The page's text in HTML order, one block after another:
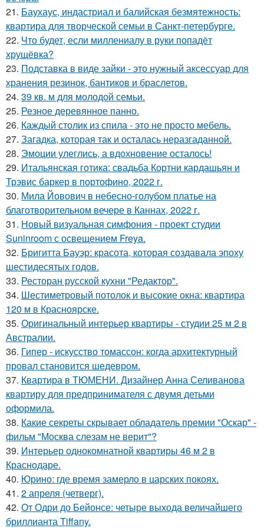
21. Баухаус, индастриал и балийская безмятежность:
квартира для творческой семьи в Санкт-петербурге.
22. Что будет, если миллениалу в руки попадёт
хрущёвка?
23. Подставка в виде зайки - это нужный аксессуар для
хранения резинок, бантиков и браслетов.
24. 39 кв. м для молодой семьи.
25. Резное деревянное панно.
26. Каждый столик из спила - это не просто мебель.
27. Загадка, которая так и осталась неразгаданной.
28. Эмоции улеглись, а вдохновение осталось!
29. Итальянская готика: свадьба Кортни кардашьян и
Трэвис баркер в портофино, 2022 г.
30. Мила Йовович в небесно-голубом платье на
благотворительном вечере в Каннах, 2022 г.
31. Новый визуальная симфония - проект студии
Suninroom с освещением Freya.
32. Бригитта Бауэр: красота, которая создавала эпоху
шестидесятых годов.
33. Ресторан русской кухни "Редактор".
34. Шестиметровый потолок и высокие окна: квартира
120 м в Красноярске.
35. Оригинальный интерьер квартиры - студии 25 м 2 в
Австралии.
36. Гипер - искусство томассон: когда архитектурный
провал становится шедевром.
37. Квартира в ТЮМЕНИ. Дизайнер Анна Селиванова
квартиру для предпринимателя с двумя детьми
оформила.
38. Какие секреты скрывает обладатель премии "Оскар" -
фильм "Москва слезам не верит"?
39. Интерьер однокомнатной квартиры 46 м 2 в
Краснодаре.
40. Юрино: где время замерло в царских покоях.
41. 2 апреля (четверг).
42. От Одри до Бейонсе: четыре выхода величайшего
бриллианта Tiffany.